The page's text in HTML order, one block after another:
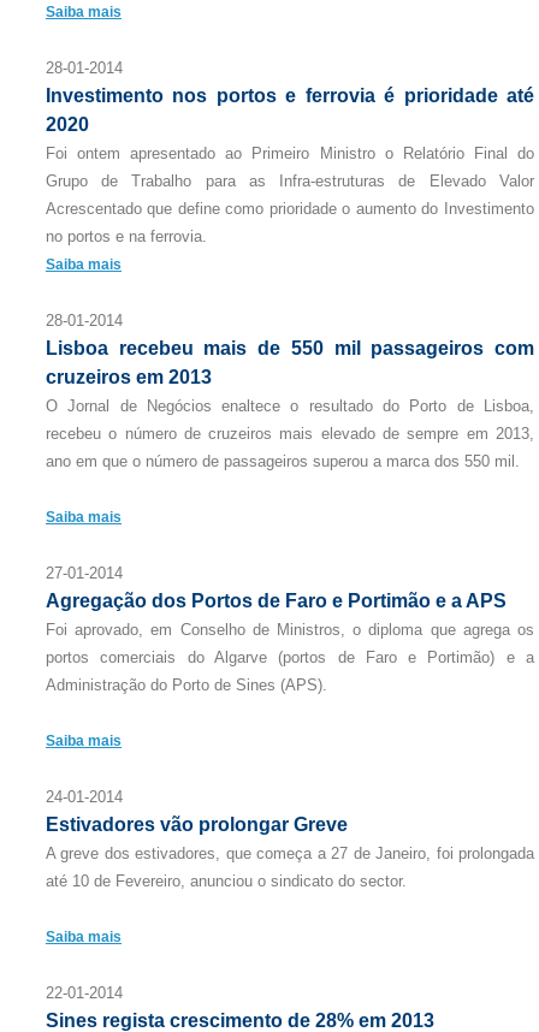
Saiba mais
28-01-2014
Investimento nos portos e ferrovia é prioridade até
2020
Foi ontem apresentado ao Primeiro Ministro o Relatório Final do
Grupo de Trabalho para as Infra-estruturas de Elevado Valor
Acrescentado que define como prioridade o aumento do Investimento
no portos e na ferrovia.
Saiba mais
28-01-2014
Lisboa recebeu mais de 550 mil passageiros com
cruzeiros em 2013
O Jornal de Negócios enaltece o resultado do Porto de Lisboa,
recebeu o número de cruzeiros mais elevado de sempre em 2013,
ano em que o número de passageiros superou a marca dos 550 mil.
Saiba mais
27-01-2014
Agregação dos Portos de Faro e Portimão e a APS
Foi aprovado, em Conselho de Ministros, o diploma que agrega os
portos comerciais do Algarve (portos de Faro e Portimão) e a
Administração do Porto de Sines (APS).
Saiba mais
24-01-2014
Estivadores vão prolongar Greve
A greve dos estivadores, que começa a 27 de Janeiro, foi prolongada
até 10 de Fevereiro, anunciou o sindicato do sector.
Saiba mais
22-01-2014
Sines regista crescimento de 28% em 2013